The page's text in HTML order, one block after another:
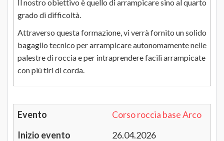
Il nostro obiettivo è quello di arrampicare sino al quarto
grado di difficoltà.
Attraverso questa formazione, vi verrà fornito un solido
bagaglio tecnico per arrampicare autonomamente nelle
palestre di roccia e per intraprendere facili arrampicate
con più tiri di corda.
Corso roccia base Arco
26.04.2026